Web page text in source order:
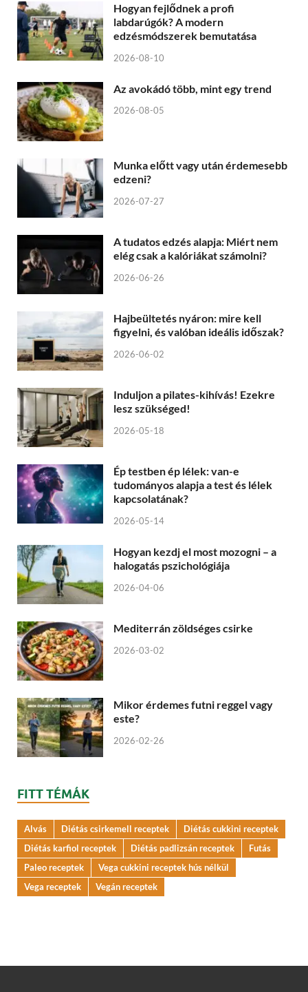
Hogyan fejlődnek a profi
labdarúgók? A modern
edzésmódszerek bemutatása
2026-08-10
Az avokádó több, mint egy trend
2026-08-05
Munka előtt vagy után érdemesebb
edzeni?
2026-07-27
A tudatos edzés alapja: Miért nem
elég csak a kalóriákat számolni?
2026-06-26
Hajbeültetés nyáron: mire kell
figyelni, és valóban ideális időszak?
2026-06-02
Induljon a pilates-kihívás! Ezekre
lesz szükséged!
2026-05-18
Ép testben ép lélek: van-e
tudományos alapja a test és lélek
kapcsolatának?
2026-05-14
Hogyan kezdj el most mozogni – a
halogatás pszichológiája
2026-04-06
Mediterrán zöldséges csirke
2026-03-02
Mikor érdemes futni reggel vagy
este?
2026-02-26
FITT TÉMÁK
Alvás Diétás csirkemell receptek
Diétás cukkini receptek
Diétás karfiol receptek
Diétás padlizsán receptek
Futás
Paleo receptek
Vega cukkini receptek hús nélkül
Vega receptek
Vegán receptek